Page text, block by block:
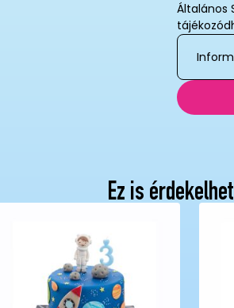
Általános
Ez is